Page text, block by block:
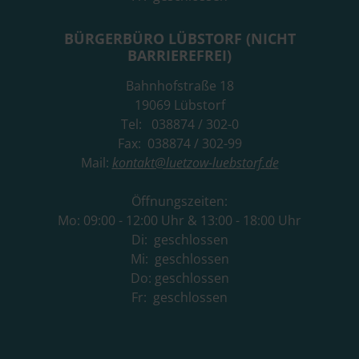
BÜRGERBÜRO LÜBSTORF (NICHT
BARRIEREFREI)
Bahnhofstraße 18
19069 Lübstorf
Tel: 038874 / 302-0
Fax: 038874 / 302-99
Mail: kontakt@luetzow-luebstorf.de
Öffnungszeiten:
Mo: 09:00 - 12:00 Uhr & 13:00 - 18:00 Uhr
Di: geschlossen
Mi: geschlossen
Do: geschlossen
Fr: geschlossen